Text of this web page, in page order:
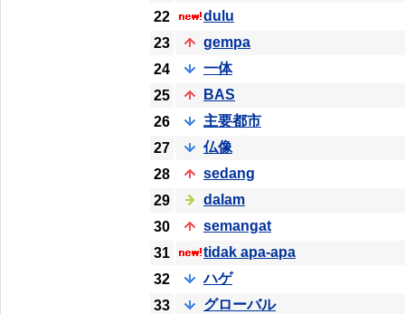
22
dulu
23
gempa
24
一体
25
BAS
26
主要都市
27
仏像
28
sedang
29
dalam
30
semangat
31
tidak apa-apa
32
ハゲ
33
グローバル